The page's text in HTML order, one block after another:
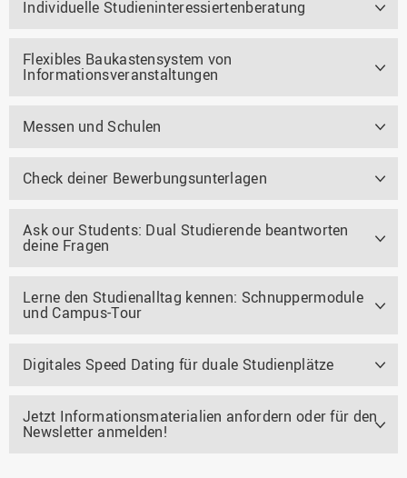
Individuelle Studieninteressiertenberatung
Flexibles Baukastensystem von
Informationsveranstaltungen
Messen und Schulen
Check deiner Bewerbungsunterlagen
Ask our Students: Dual Studierende beantworten
deine Fragen
Lerne den Studienalltag kennen: Schnuppermodule
und Campus-Tour
Digitales Speed Dating für duale Studienplätze
Jetzt Informationsmaterialien anfordern oder für den
Newsletter anmelden!